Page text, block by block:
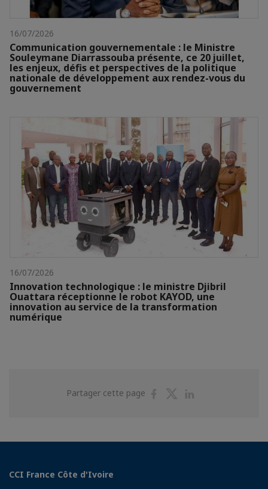
16/07/2026
Communication gouvernementale : le Ministre
Souleymane Diarrassouba présente, ce 20 juillet,
les enjeux, défis et perspectives de la politique
nationale de développement aux rendez-vous du
gouvernement
16/07/2026
Innovation technologique : le ministre Djibril
Ouattara réceptionne le robot KAYOD, une
innovation au service de la transformation
numérique
Partager cette page
PartagerPartager
CCI France Côte d'Ivoire